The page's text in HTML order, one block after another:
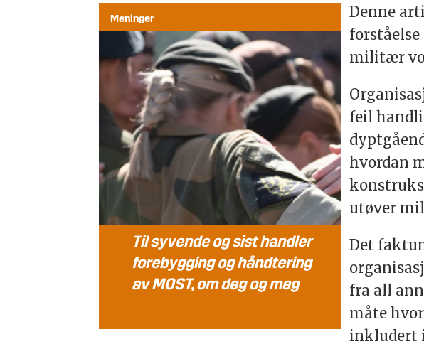
Meninger
Til syvende og sist handler
forebygging og håndtering
av MOST, om deg og meg
Denne
militær
feil
hvordan
utøver
Det
fra all
måte
inkludert